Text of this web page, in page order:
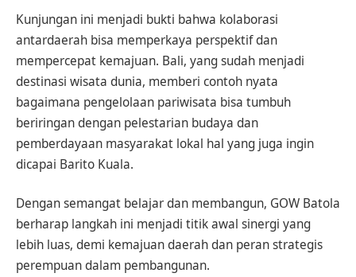
Kunjungan ini menjadi bukti bahwa kolaborasi
antardaerah bisa memperkaya perspektif dan
mempercepat kemajuan. Bali, yang sudah menjadi
destinasi wisata dunia, memberi contoh nyata
bagaimana pengelolaan pariwisata bisa tumbuh
beriringan dengan pelestarian budaya dan
pemberdayaan masyarakat lokal hal yang juga ingin
dicapai Barito Kuala.
Dengan semangat belajar dan membangun, GOW Batola
berharap langkah ini menjadi titik awal sinergi yang
lebih luas, demi kemajuan daerah dan peran strategis
perempuan dalam pembangunan.